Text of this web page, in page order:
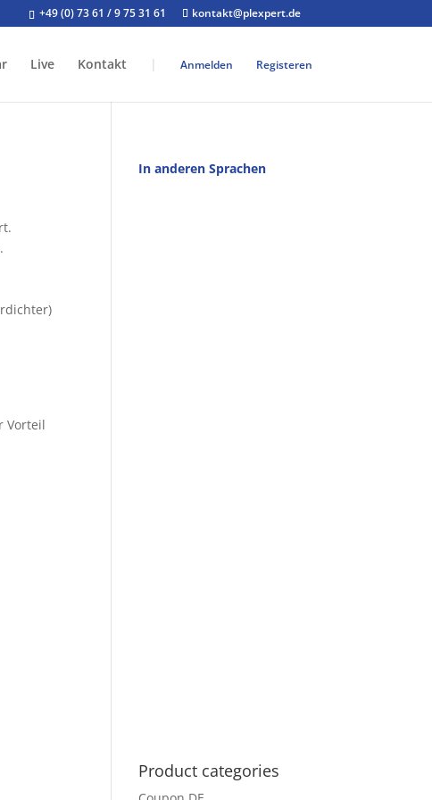
+49 (0) 73 61 / 9 75 31 61 kontakt@plexpert.de
Live Kontakt | Anmelden Registeren
Vorteil
In anderen Sprachen
Product categories